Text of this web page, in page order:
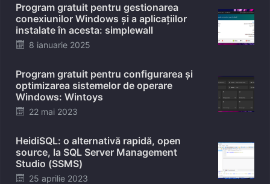
Program gratuit pentru gestionarea
conexiunilor Windows și a aplicațiilor
instalate în acesta: simplewall
Posted
8 ianuarie 2025
Program gratuit pentru configurarea și
optimizarea sistemelor de operare
Windows: Wintoys
Posted
22 mai 2023
HeidiSQL: o alternativă rapidă, open
source, la SQL Server Management
Studio (SSMS)
Posted
25 aprilie 2023